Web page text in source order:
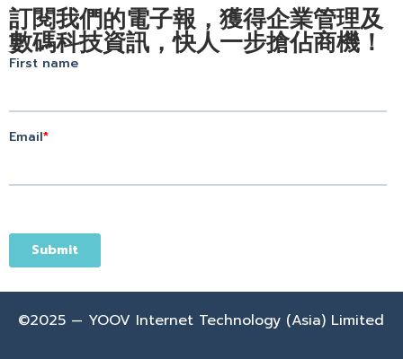
訂閱我們的電子報，獲得企業管理及
數碼科技資訊，快人一步搶佔商機！
©2025 — YOOV Internet Technology (Asia) Limited